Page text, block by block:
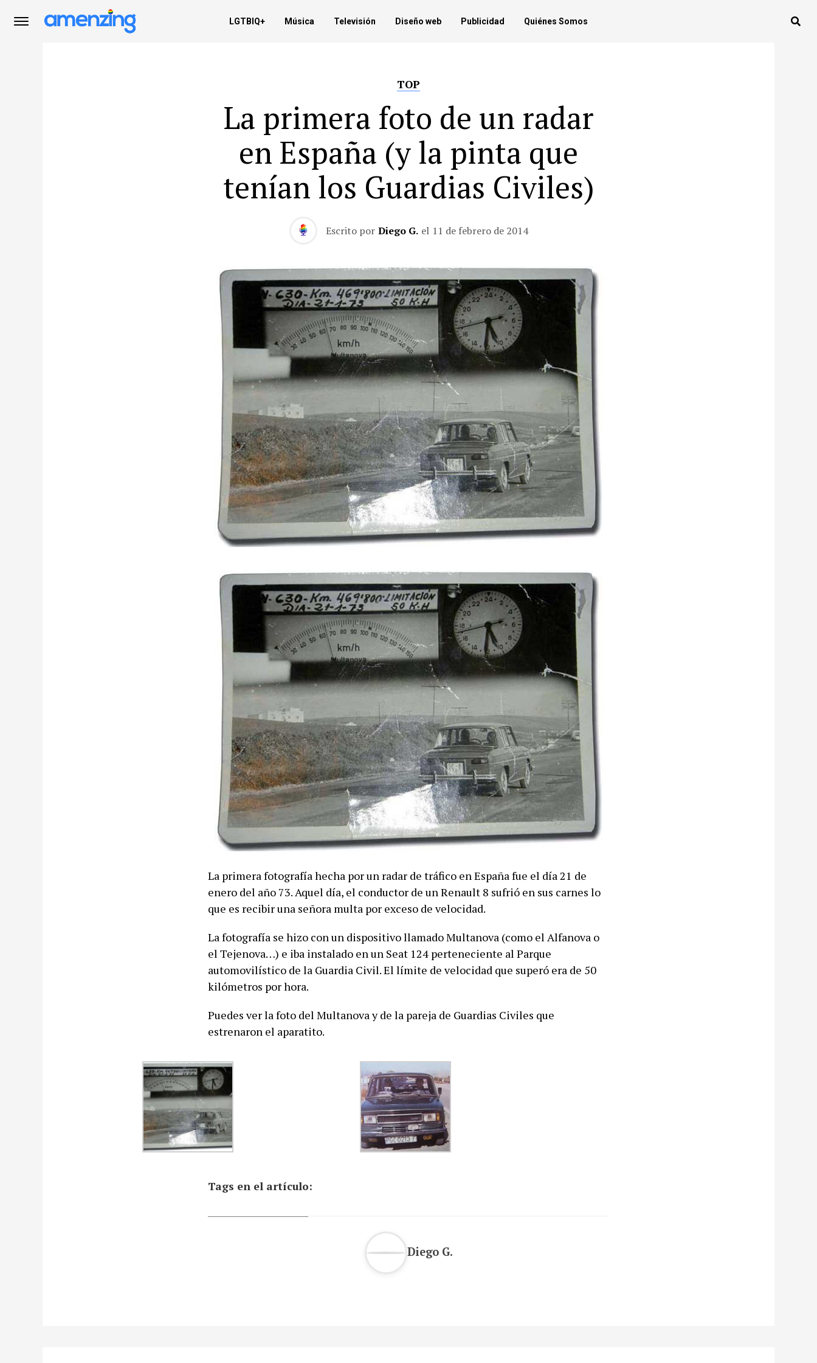
LGTBIQ+ Música Televisión Diseño web Publicidad Quiénes Somos
TOP
La primera foto de un radar
en España (y la pinta que
tenían los Guardias Civiles)
Escrito por Diego G. el 11 de febrero de 2014
La primera fotografía hecha por un radar de tráfico en España fue el día 21 de
enero del año 73. Aquel día, el conductor de un Renault 8 sufrió en sus carnes lo
que es recibir una señora multa por exceso de velocidad.
La fotografía se hizo con un dispositivo llamado Multanova (como el Alfanova o
el Tejenova…) e iba instalado en un Seat 124 perteneciente al Parque
automovilístico de la Guardia Civil. El límite de velocidad que superó era de 50
kilómetros por hora.
Puedes ver la foto del Multanova y de la pareja de Guardias Civiles que
estrenaron el aparatito.
Tags en el artículo:
Diego G.